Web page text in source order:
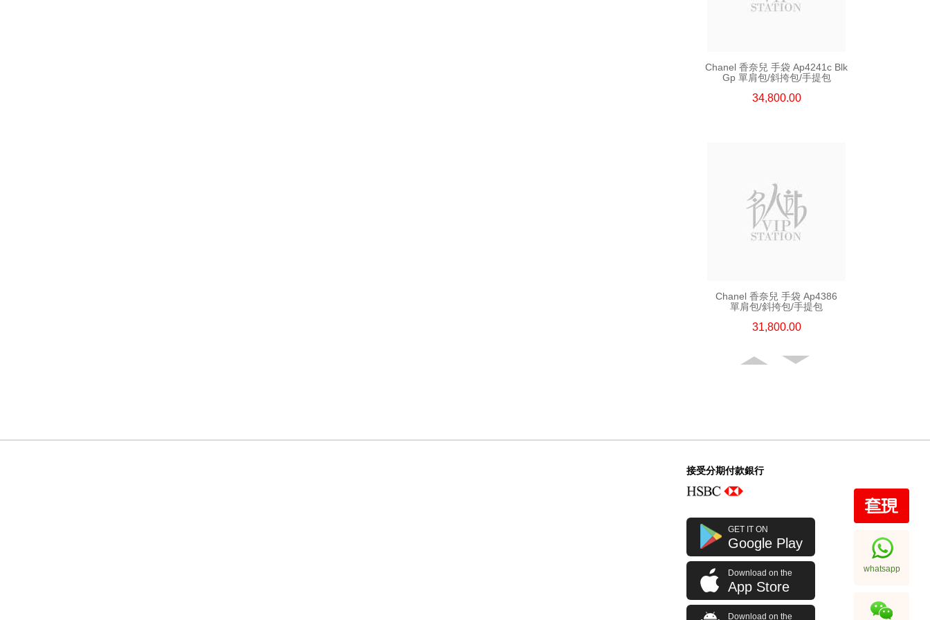
Chanel 香奈兒 手袋 Ap4241c Blk
Gp 單肩包/斜挎包/手提包
34,800.00
Chanel 香奈兒 手袋 Ap4386
單肩包/斜挎包/手提包
31,800.00
Chanel 香奈兒 手袋 Ap4936c Blk
Gp 單肩包/斜挎包
32,800.00
接受分期付款銀行
GET IT ON
Google Play
Download on the
App Store
Download on the
whatsapp